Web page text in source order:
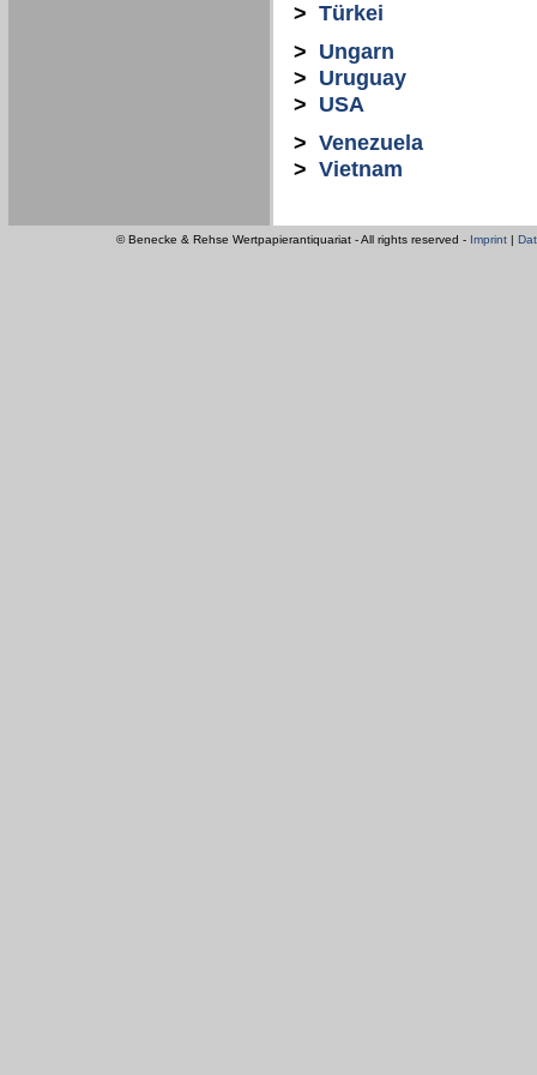
> Türkei
> Ungarn
> Uruguay
> USA
> Venezuela
> Vietnam
© Benecke & Rehse Wertpapierantiquariat - All rights reserved - Imprint |